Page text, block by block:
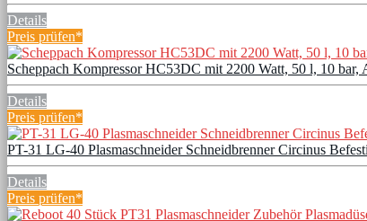
Details
Preis prüfen*
Scheppach Kompressor HC53DC mit 2200 Watt, 50 l, 10 bar,
Details
Preis prüfen*
PT-31 LG-40 Plasmaschneider Schneidbrenner Circinus
Details
Preis prüfen*